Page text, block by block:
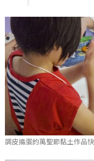
調皮搗蛋的萬聖節黏土作品